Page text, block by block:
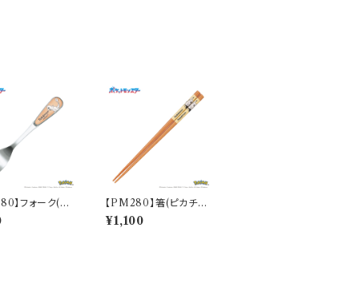
】フォーク(ヒ
Daily Sketch】
851
【PM280】箸(ピカチュ
ウ)【Daily Sketch】P
M284-840
¥1,100